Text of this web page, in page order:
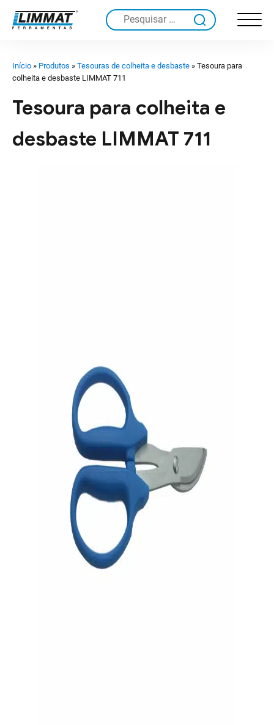
Pesquisar
Início » Produtos » Tesouras de colheita e desbaste » Tesoura para
colheita e desbaste LIMMAT 711
Tesoura para colheita e
desbaste LIMMAT 711